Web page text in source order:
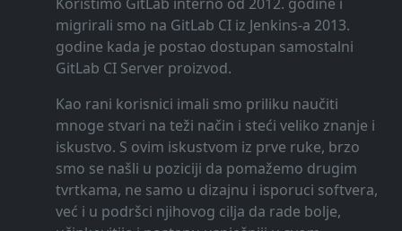
migrirali smo na GitLab CI iz Jenkins-a 2013.
godine kada je postao dostupan samostalni
GitLab CI Server proizvod.
Kao rani korisnici imali smo priliku naučiti
mnoge stvari na teži način i steći veliko znanje i
iskustvo. S ovim iskustvom iz prve ruke, brzo
smo se našli u poziciji da pomažemo drugim
tvrtkama, ne samo u dizajnu i isporuci softvera,
već i u podršci njihovog cilja da rade bolje,